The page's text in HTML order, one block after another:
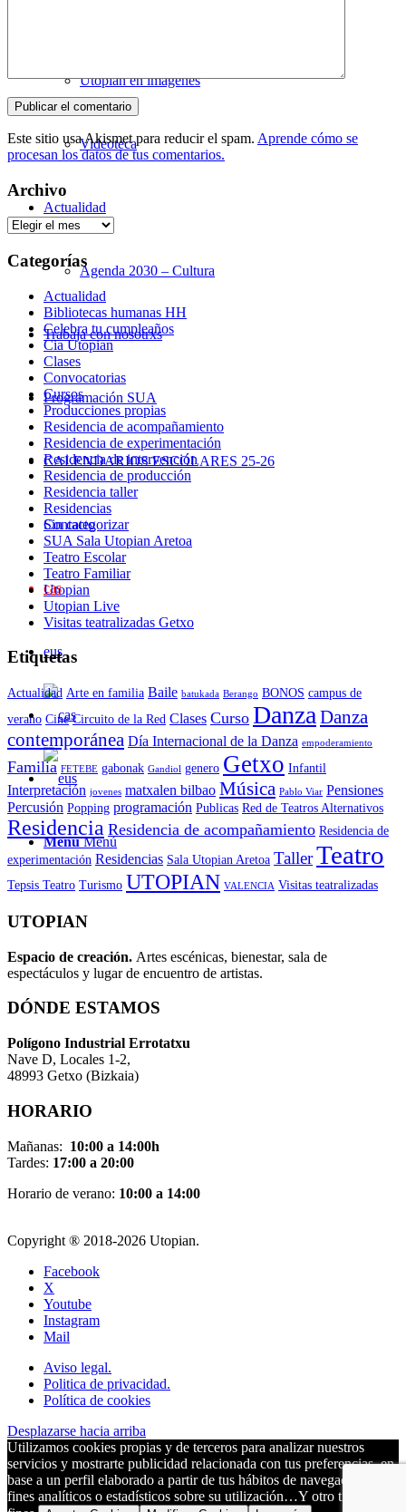
Utopian en imágenes
Videoteca
Actualidad
Agenda 2030 – Cultura
Trabaja con nosotrxs
Programación SUA
CALENDARIOS ESCOLARES 25-26
Contacto
cas
eus
Menú Menú
Este sitio usa Akismet para reducir el spam. Aprende cómo se
procesan los datos de tus comentarios.
Archivo
Archivo
Categorías
Actualidad
Bibliotecas humanas HH
Celebra tu cumpleaños
Cia Utopian
Clases
Convocatorias
Cursos
Producciones propias
Residencia de acompañamiento
Residencia de experimentación
Residencia de intervención
Residencia de producción
Residencia taller
Residencias
Sin categorizar
SUA Sala Utopian Aretoa
Teatro Escolar
Teatro Familiar
Utopian
Utopian Live
Visitas teatralizadas Getxo
Etiquetas
Actualidad Arte en familia Baile batukada Berango BONOS campus de
verano Cine Circuito de la Red Clases Curso Danza Danza
contemporánea Día Internacional de la Danza empoderamiento
Familia FETEBE gabonak Gandiol genero Getxo Infantil
Interpretación jovenes matxalen bilbao Música Pablo Viar Pensiones
Percusión Popping programación Publicas Red de Teatros Alternativos
Residencia Residencia de acompañamiento Residencia de
experimentación Residencias Sala Utopian Aretoa TallerTeatro
Tepsis Teatro Turismo UTOPIAN VALENCIA Visitas teatralizadas
UTOPIAN
Espacio de creación. Artes escénicas, bienestar, sala de
espectáculos y lugar de encuentro de artistas.
DÓNDE ESTAMOS
Polígono Industrial Errotatxu
Nave D, Locales 1-2,
48993 Getxo (Bizkaia)
HORARIO
Mañanas: 10:00 a 14:00h
Tardes: 17:00 a 20:00
Horario de verano: 10:00 a 14:00
Copyright ® 2018-2026 Utopian.
Facebook
X
Youtube
Instagram
Mail
Aviso legal.
Politica de privacidad.
Política de cookies
Desplazarse hacia arriba
Utilizamos cookies propias y de terceros para analizar nuestros
servicios y mostrarte publicidad relacionada con tus preferencias, en
base a un perfil elaborado a partir de tus hábitos de navegación, para
fines analíticos o estadísticos sobre su utilización…Y otro tipo de